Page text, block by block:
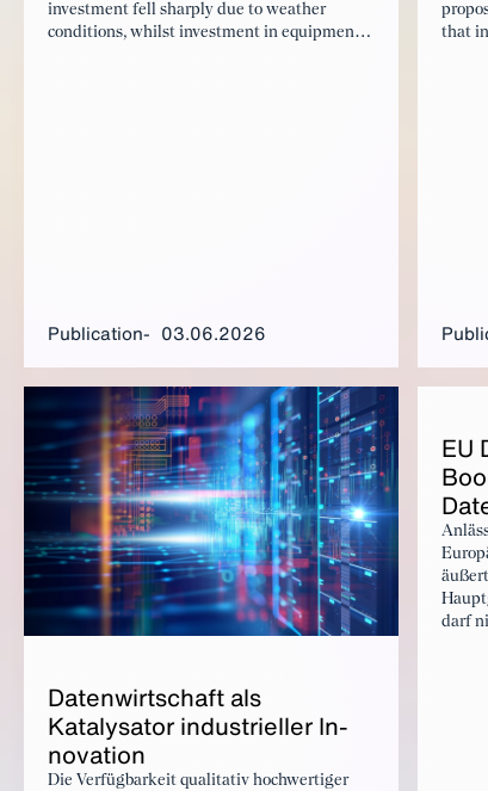
investment fell sharply due to weather
conditions, whilst investment in equipment
Publication 03.06.2026
that
Daten­wirtschaft als
Katalysator in­dus­trieller In­
no­va­tion
Die Verfügbarkeit qualitativ hochwertiger
EU
darf